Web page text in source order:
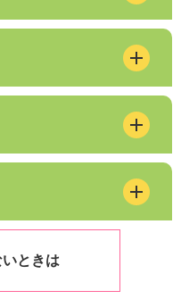
いときは